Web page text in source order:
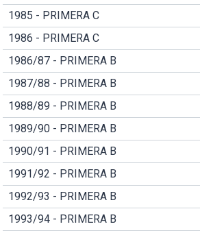
1985 - PRIMERA C
1986 - PRIMERA C
1986/87 - PRIMERA B
1987/88 - PRIMERA B
1988/89 - PRIMERA B
1989/90 - PRIMERA B
1990/91 - PRIMERA B
1991/92 - PRIMERA B
1992/93 - PRIMERA B
1993/94 - PRIMERA B